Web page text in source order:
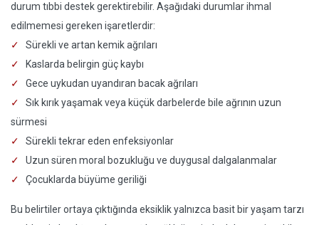
durum tıbbi destek gerektirebilir. Aşağıdaki durumlar ihmal
edilmemesi gereken işaretlerdir:
Sürekli ve artan kemik ağrıları
Kaslarda belirgin güç kaybı
Gece uykudan uyandıran bacak ağrıları
Sık kırık yaşamak veya küçük darbelerde bile ağrının uzun
sürmesi
Sürekli tekrar eden enfeksiyonlar
Uzun süren moral bozukluğu ve duygusal dalgalanmalar
Çocuklarda büyüme geriliği
Bu belirtiler ortaya çıktığında eksiklik yalnızca basit bir yaşam tarzı